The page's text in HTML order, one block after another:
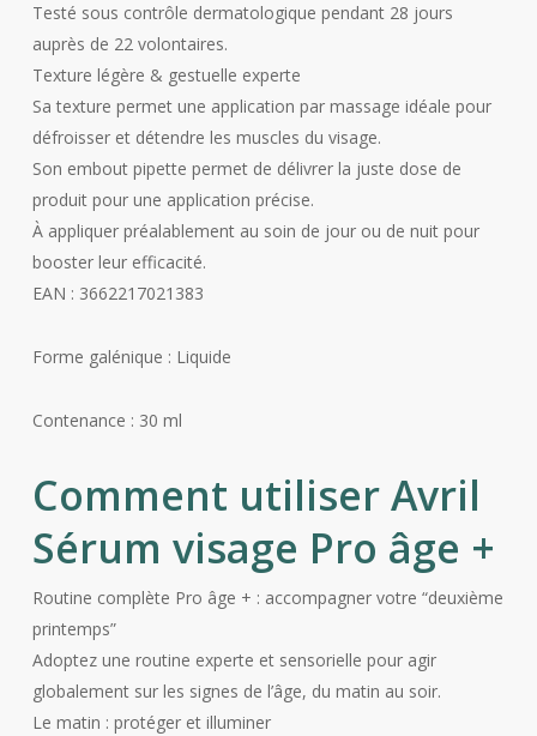
Testé sous contrôle dermatologique pendant 28 jours
auprès de 22 volontaires.
Texture légère & gestuelle experte
Sa texture permet une application par massage idéale pour
défroisser et détendre les muscles du visage.
Son embout pipette permet de délivrer la juste dose de
produit pour une application précise.
À appliquer préalablement au soin de jour ou de nuit pour
booster leur efficacité.
EAN : 3662217021383
Forme galénique : Liquide
Contenance : 30 ml
Comment utiliser Avril
Sérum visage Pro âge +
Routine complète Pro âge + : accompagner votre “deuxième
printemps”
Adoptez une routine experte et sensorielle pour agir
globalement sur les signes de l’âge, du matin au soir.
Le matin : protéger et illuminer